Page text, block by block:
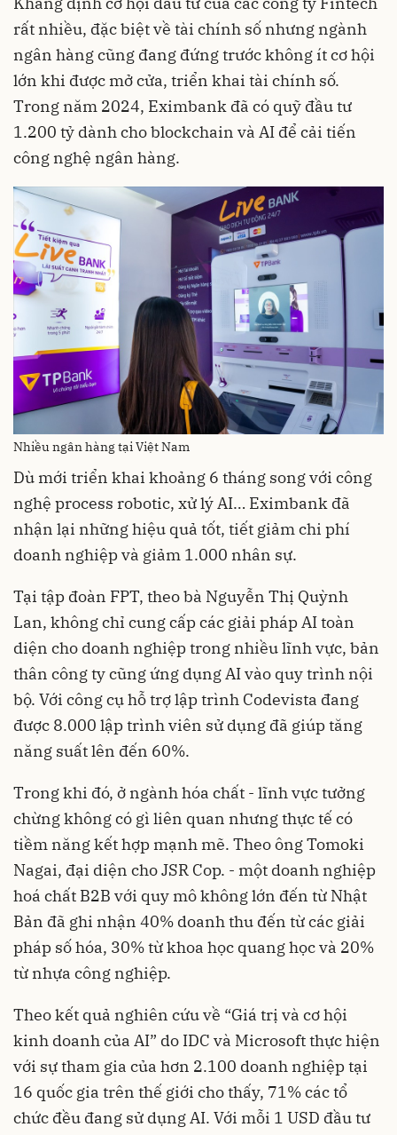
rất nhiều, đặc biệt về tài chính số nhưng ngành
ngân hàng cũng đang đứng trước không ít cơ hội
lớn khi được mở cửa, triển khai tài chính số.
Trong năm 2024, Eximbank đã có quỹ đầu tư
1.200 tỷ dành cho blockchain và AI để cải tiến
công nghệ ngân hàng.
Nhiều ngân hàng tại Việt Nam
Dù mới triển khai khoảng 6 tháng song với công
nghệ process robotic, xử lý AI… Eximbank đã
nhận lại những hiệu quả tốt, tiết giảm chi phí
doanh nghiệp và giảm 1.000 nhân sự.
Tại tập đoàn FPT, theo bà Nguyễn Thị Quỳnh
Lan, không chỉ cung cấp các giải pháp AI toàn
diện cho doanh nghiệp trong nhiều lĩnh vực, bản
thân công ty cũng ứng dụng AI vào quy trình nội
bộ. Với công cụ hỗ trợ lập trình Codevista đang
được 8.000 lập trình viên sử dụng đã giúp tăng
năng suất lên đến 60%.
Trong khi đó, ở ngành hóa chất - lĩnh vực tưởng
chừng không có gì liên quan nhưng thực tế có
tiềm năng kết hợp mạnh mẽ. Theo ông Tomoki
Nagai, đại diện cho JSR Cop. - một doanh nghiệp
hoá chất B2B với quy mô không lớn đến từ Nhật
Bản đã ghi nhận 40% doanh thu đến từ các giải
pháp số hóa, 30% từ khoa học quang học và 20%
từ nhựa công nghiệp.
Theo kết quả nghiên cứu về “Giá trị và cơ hội
kinh doanh của AI” do IDC và Microsoft thực hiện
với sự tham gia của hơn 2.100 doanh nghiệp tại
16 quốc gia trên thế giới cho thấy, 71% các tổ
chức đều đang sử dụng AI. Với mỗi 1 USD đầu tư